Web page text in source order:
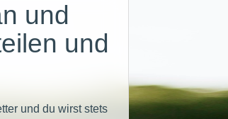
und
und
und du wirst stets